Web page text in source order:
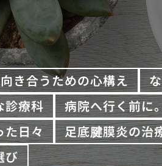
き合うための心構え
診療科
病院へ行く前に
た日々
足底腱膜炎の治
び